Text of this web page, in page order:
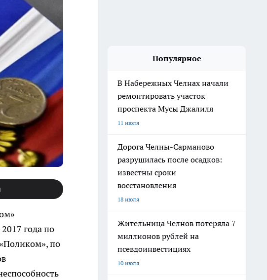
года по
по
Популярное
В Набережных Челнах начали
ремонтировать участок
проспекта Мусы Джалиля
11 июля
Дорога Челны-Сарманово
разрушилась после осадков:
известны сроки
восстановления
18 июля
Жительница Челнов потеряла 7
миллионов рублей на
псевдоинвестициях
10 июля